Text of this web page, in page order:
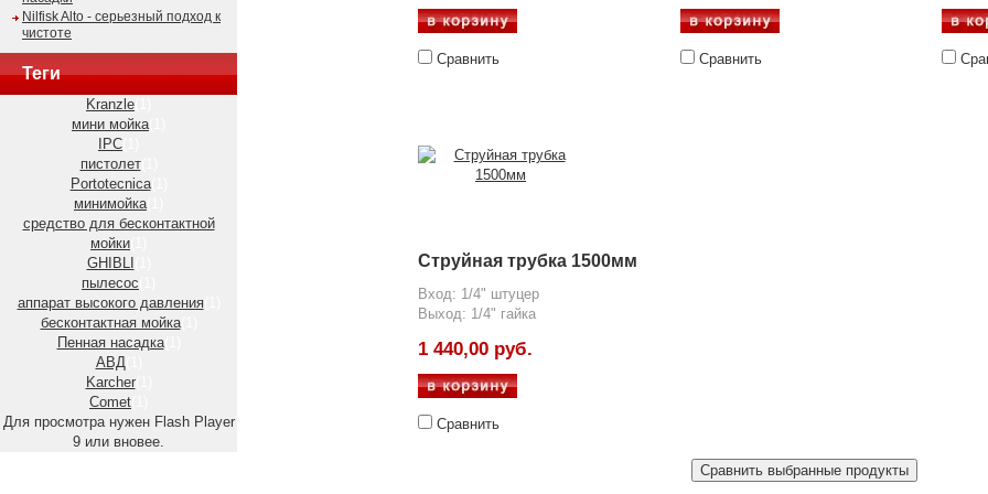
Nilfisk Alto - серьезный подход к
чистоте
Теги
Kranzle
мини мойка(1)
IPC
пистолет(1)
Portotecnica(1)
минимойка(1)
средство для бесконтактной
мойки
GHIBLI
пылесос
аппарат высокого давления(1)
бесконтактная мойка(1)
Пенная насадка(1)
АВД(1)
Karcher(1)
Comet
Для просмотра нужен Flash Player
9 или вновее.
Сравнить Сравнить
Струйная трубка 1500мм
Вход: 1/4" штуцер
Выход: 1/4" гайка
1 440,00 руб.
Сравнить